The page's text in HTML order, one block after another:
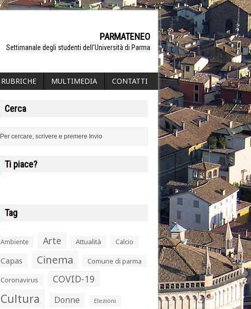
PARMATENEO
Settimanale degli studenti dell'Università di Parma
RUBRICHE MULTIMEDIA CONTATTI
Cerca
Ti piace?
Tag
Ambiente Arte Attualità Calcio
Capas Cinema Comune di parma
Coronavirus COVID-19
Cultura Donne Elezioni